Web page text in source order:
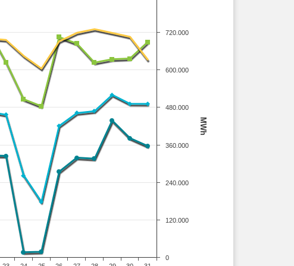
MWh
0
120.000
240.000
360.000
480.000
600.000
720.000